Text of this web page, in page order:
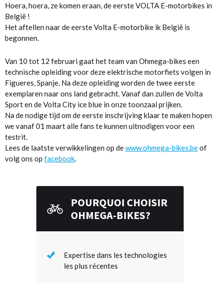
Hoera, hoera, ze komen eraan, de eerste VOLTA E-motorbikes in
België !
Het aftellen naar de eerste Volta E-motorbike ik België is
begonnen.
Van 10 tot 12 februari gaat het team van Ohmega-bikes een
technische opleiding voor deze elektrische motorfiets volgen in
Figueres, Spanje. Na deze opleiding worden de twee eerste
exemplaren naar ons land gebracht. Vanaf dan zullen de Volta
Sport en de Volta City ice blue in onze toonzaal prijken.
Na de nodige tijd om de eerste inschrijving klaar te maken hopen
we vanaf 01 maart alle fans te kunnen uitnodigen voor een
testrit.
Lees de laatste verwikkelingen op dewww.ohmega-bikes.beof
volg ons op facebook.
POURQUOI CHOISIR
OHMEGA-BIKES?
Expertise dans les technologies
les plus récentes